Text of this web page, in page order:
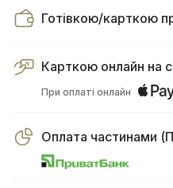
Готівкою/карткою
Карткою онлайн на
При оплаті онлайн
Оплата частинами